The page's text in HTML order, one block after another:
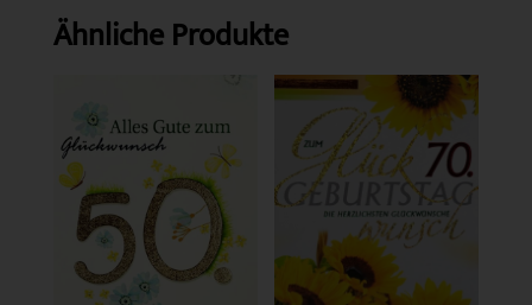
Ähnliche Produkte